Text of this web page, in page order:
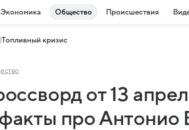
Экономика Общество Происшествия
Топливный кризис
от 13
про Антонио